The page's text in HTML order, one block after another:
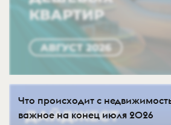
Что происходит с
важное на конец июля 2026